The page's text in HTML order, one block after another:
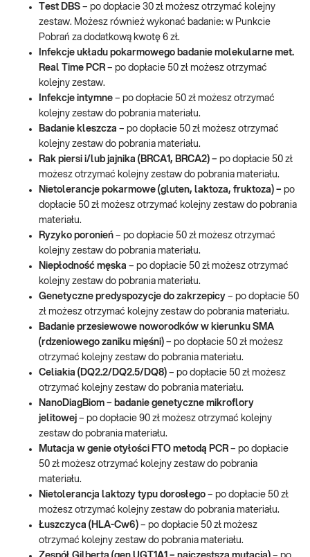
Test DBS – po dopłacie 30 zł możesz otrzymać kolejny
zestaw. Możesz również wykonać badanie: w Punkcie
Pobrań za dodatkową kwotę 6 zł.
Infekcje układu pokarmowego badanie molekularne met.
Real Time PCR – po dopłacie 50 zł możesz otrzymać
kolejny zestaw.
Infekcje intymne – po dopłacie 50 zł możesz otrzymać
kolejny zestaw do pobrania materiału.
Badanie kleszcza – po dopłacie 50 zł możesz otrzymać
kolejny zestaw do pobrania materiału.
Rak piersi i/lub jajnika (BRCA1, BRCA2) – po dopłacie 50 zł
możesz otrzymać kolejny zestaw do pobrania materiału.
Nietolerancje pokarmowe (gluten, laktoza, fruktoza) – po
dopłacie 50 zł możesz otrzymać kolejny zestaw do pobrania
materiału.
Ryzyko poronień – po dopłacie 50 zł możesz otrzymać
kolejny zestaw do pobrania materiału.
Niepłodność męska – po dopłacie 50 zł możesz otrzymać
kolejny zestaw do pobrania materiału.
Genetyczne predyspozycje do zakrzepicy – po dopłacie 50
zł możesz otrzymać kolejny zestaw do pobrania materiału.
Badanie przesiewowe noworodków w kierunku SMA
(rdzeniowego zaniku mięśni) – po dopłacie 50 zł możesz
otrzymać kolejny zestaw do pobrania materiału.
Celiakia (DQ2.2/DQ2.5/DQ8) – po dopłacie 50 zł możesz
otrzymać kolejny zestaw do pobrania materiału.
NanoDiagBiom – badanie genetyczne mikroflory
jelitowej – po dopłacie 90 zł możesz otrzymać kolejny
zestaw do pobrania materiału.
Mutacja w genie otyłości FTO metodą PCR – po dopłacie
50 zł możesz otrzymać kolejny zestaw do pobrania
materiału.
Nietolerancja laktozy typu dorosłego – po dopłacie 50 zł
możesz otrzymać kolejny zestaw do pobrania materiału.
Łuszczyca (HLA-Cw6) – po dopłacie 50 zł możesz
otrzymać kolejny zestaw do pobrania materiału.